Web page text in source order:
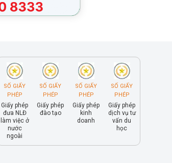
SỐ GIẤY
PHÉP
Giấy phép
đưa NLĐ
làm việc ở
nước
ngoài
SỐ GIẤY
PHÉP
Giấy phép
đào tạo
SỐ GIẤY
PHÉP
Giấy phép
kinh
doanh
SỐ GIẤY
PHÉP
Giấy phép
dịch vụ tư
vấn du
học